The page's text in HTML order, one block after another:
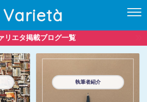
Varietà
リエタ掲載ブログ一覧
執筆者紹介